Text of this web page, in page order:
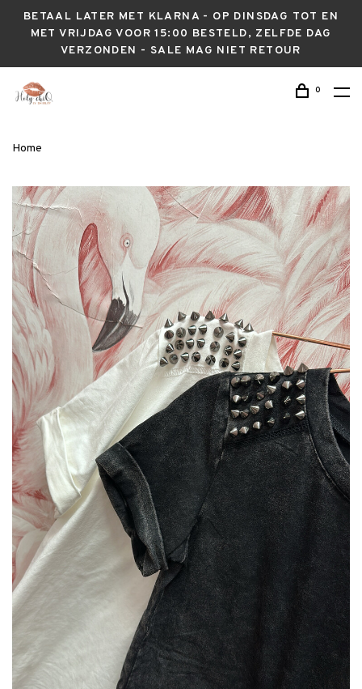
BETAAL LATER MET KLARNA - OP DINSDAG TOT EN
MET VRIJDAG VOOR 15:00 BESTELD, ZELFDE DAG
VERZONDEN - SALE MAG NIET RETOUR
0
Home